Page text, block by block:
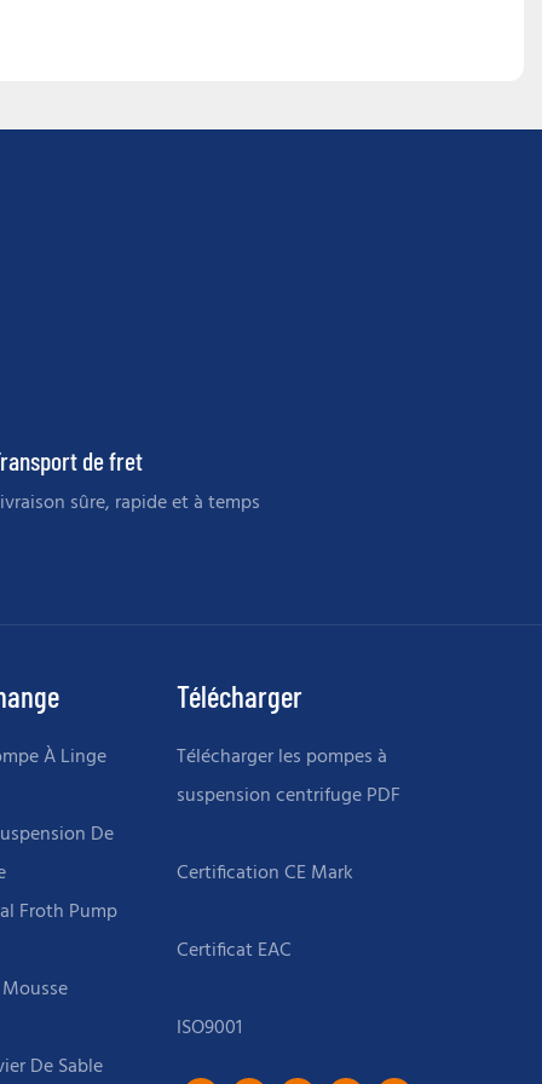
de fret
sûre, rapide et à temps
À Linge
De
Froth Pump
De Sable
Télécharger
Télécharger les pompes à
suspension centrifuge PDF